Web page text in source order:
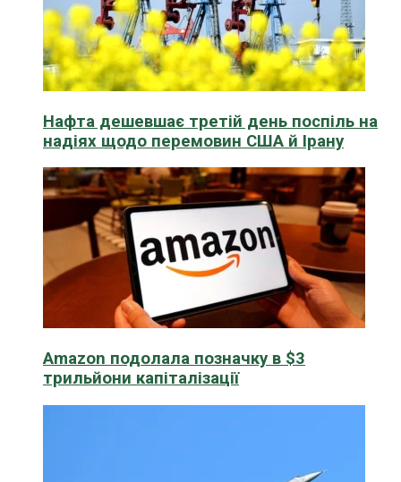
Нафта дешевшає третій день поспіль на
надіях щодо перемовин США й Ірану
Amazon подолала позначку в $3
трильйони капіталізації